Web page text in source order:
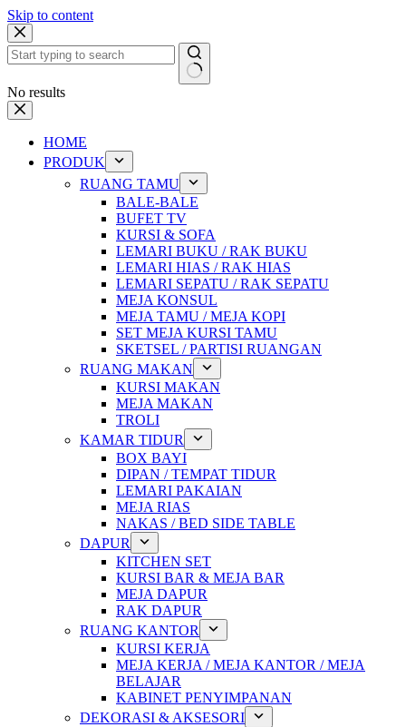
Skip to content
No results
HOME
PRODUK
RUANG TAMU
BALE-BALE
BUFET TV
KURSI & SOFA
LEMARI BUKU / RAK BUKU
LEMARI HIAS / RAK HIAS
LEMARI SEPATU / RAK SEPATU
MEJA KONSUL
MEJA TAMU / MEJA KOPI
SET MEJA KURSI TAMU
SKETSEL / PARTISI RUANGAN
RUANG MAKAN
KURSI MAKAN
MEJA MAKAN
TROLI
KAMAR TIDUR
BOX BAYI
DIPAN / TEMPAT TIDUR
LEMARI PAKAIAN
MEJA RIAS
NAKAS / BED SIDE TABLE
DAPUR
KITCHEN SET
KURSI BAR & MEJA BAR
MEJA DAPUR
RAK DAPUR
RUANG KANTOR
KURSI KERJA
MEJA KERJA / MEJA KANTOR / MEJA
BELAJAR
KABINET PENYIMPANAN
DEKORASI & AKSESORI